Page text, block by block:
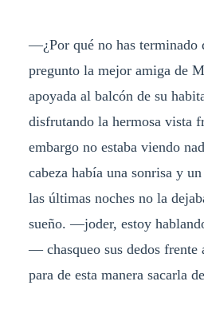
—¿Por qué no has terminado
pregunto la mejor amiga de
apoyada al balcón de su
disfrutando la hermosa vista
embargo no estaba viendo
cabeza había una sonrisa y
las últimas noches no la
sueño. —joder, estoy
— chasqueo sus dedos frente
para de esta manera sacarla